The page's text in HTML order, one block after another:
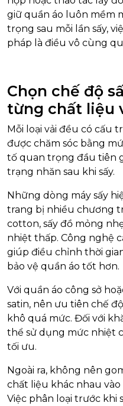
giữ quần áo luôn mềm
trọng sau mỗi lần sấy,
pháp là điều vô cùng
Chọn chế độ
từng chất liệu
Mỗi loại vải đều có cấu
được chăm sóc bằng
tố quan trọng đầu tiên
trạng nhăn sau khi sấy.
Những dòng máy sấy
trang bị nhiều chương
cotton, sấy đồ mỏng
nhiệt thấp. Công nghệ
giúp điều chỉnh thời
bảo vệ quần áo tốt hơn.
Với quần áo công sở
satin, nên ưu tiên chế
khô quá mức. Đối với
thể sử dụng mức nhiệt
tối ưu.
Ngoài ra, không nên
chất liệu khác nhau
Việc phân loại trước khi